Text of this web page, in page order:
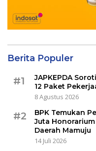
Berita Populer
#1
JAPKEPDA
12 Paket
8 Agustus 2026
#2
BPK Temukan
Juta
Daerah Mamuju
14 Juli 2026